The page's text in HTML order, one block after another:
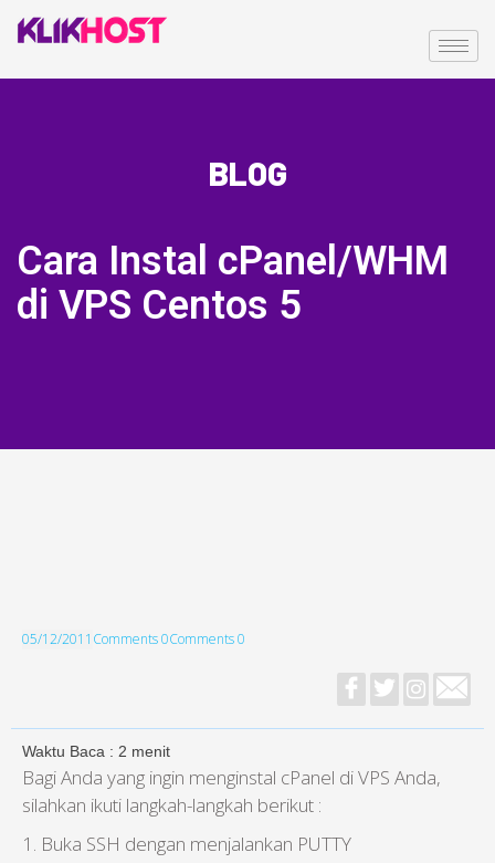
BLOG
Cara Instal cPanel/WHM
di VPS Centos 5
05/12/2011 Comments 0Comments 0
Waktu Baca : 2 menit
Bagi Anda yang ingin menginstal cPanel di VPS Anda,
silahkan ikuti langkah-langkah berikut :
1. Buka SSH dengan menjalankan PUTTY